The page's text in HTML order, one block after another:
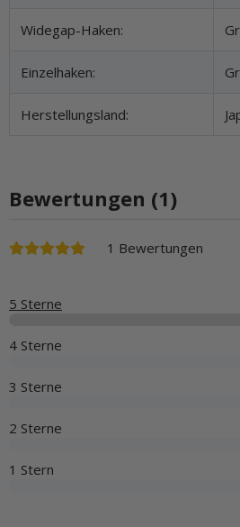
Widegap-Haken:
Einzelhaken:
Herstellungsland:
Bewertungen (1)
1 Bewertungen
5 Sterne
4 Sterne
3 Sterne
2 Sterne
1 Stern